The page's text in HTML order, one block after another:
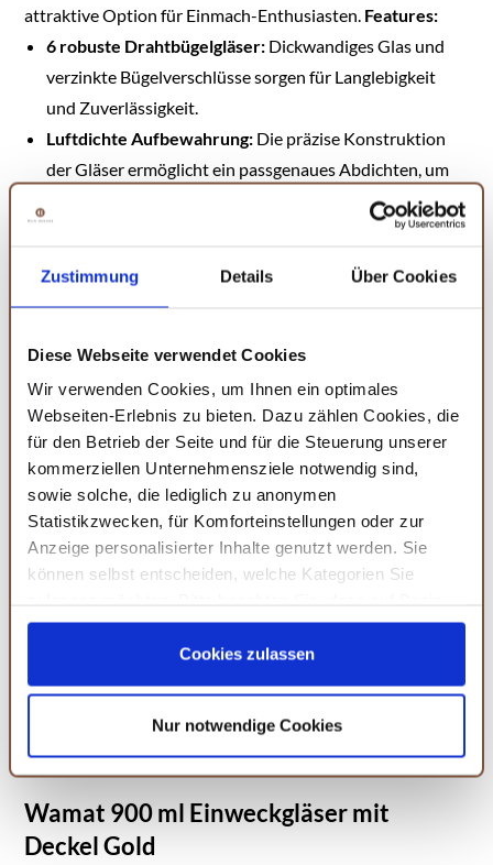
Zustimmung Details Über Cookies
Diese Webseite verwendet Cookies
Wir verwenden Cookies, um Ihnen ein optimales
Webseiten-Erlebnis zu bieten. Dazu zählen Cookies, die
für den Betrieb der Seite und für die Steuerung unserer
kommerziellen Unternehmensziele notwendig sind,
sowie solche, die lediglich zu anonymen
Statistikzwecken, für Komforteinstellungen oder zur
Anzeige personalisierter Inhalte genutzt werden. Sie
können selbst entscheiden, welche Kategorien Sie
Ihrer Einstellungen womöglich nicht mehr alle
Serviceleistungen auf der Seite zur Verfügung stehen.
Sie können Ihre Einwilligung selbstverständlich jederzeit
und diese abändern. Die Rechtmäßigkeit der aufgrund
der Einwilligung bis zum Widerruf erfolgten Verarbeitung
Sie in unserenDatenschutzhinweisen.
Cookies zulassen
Nur notwendige Cookies
attraktive Option für Einmach-Enthusiasten. Features:
6 robuste Drahtbügelgläser: Dickwandiges Glas und
verzinkte Bügelverschlüsse sorgen für Langlebigkeit
und Zuverlässigkeit.
Luftdichte Aufbewahrung: Die präzise Konstruktion
der Gläser ermöglicht ein passgenaues Abdichten, um
die Frische deiner Lebensmittel zu gewährleisten.
Diese Gläser sind ideal für das sichere
Produktinformationen:
sind sie perfekt für kleinere Konserven oder als
Aufbewahrung für Trockenvorräte. Ideal für diejenigen, die
ein Set von mehreren kleineren Gläsern suchen, ist dieses
BigDean Set eine großartige Wahl.
Amazon
Einmachgläser mit
Made in Germany -
Einweckgläser,
Bügelverschlussgläser,
transparent, rund
KAUFEN
Wamat 900 ml Einweckgläser mit
Deckel Gold